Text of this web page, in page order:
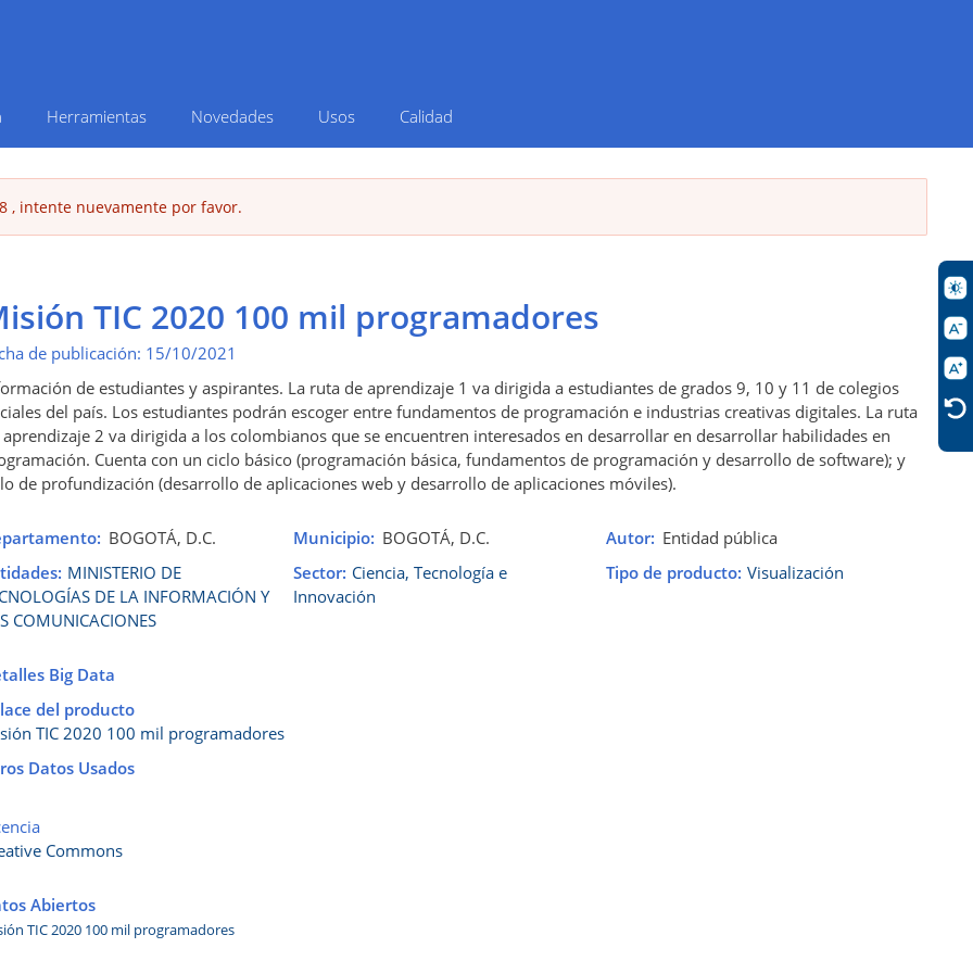
Herramientas Novedades Usos Calidad
, intente nuevamente por favor.
TIC 2020 100 mil programadores
de publicación: 15/10/2021
de estudiantes y aspirantes. La ruta de aprendizaje 1 va dirigida a estudiantes de grados 9, 10 y 11 de colegios
del país. Los estudiantes podrán escoger entre fundamentos de programación e industrias creativas digitales. La ruta
aprendizaje 2 va dirigida a los colombianos que se encuentren interesados en desarrollar en desarrollar habilidades en
Cuenta con un ciclo básico (programación básica, fundamentos de programación y desarrollo de software); y
de profundización (desarrollo de aplicaciones web y desarrollo de aplicaciones móviles).
BOGOTÁ, D.C. Municipio BOGOTÁ, D.C. Autor
Entidad pública
MINISTERIO DE
DE LA INFORMACIÓN Y
COMUNICACIONES
Sector Ciencia, Tecnología e
Innovación
Tipo de producto Visualización
Big Data
del producto
TIC 2020 100 mil programadores
Datos Usados
Commons
Abiertos
TIC 2020 100 mil programadores